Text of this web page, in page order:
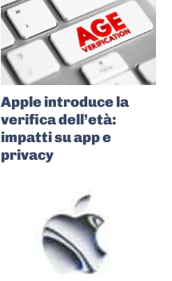
Apple introduce la
verifica dell’età:
impatti su app e
privacy